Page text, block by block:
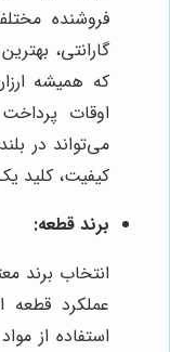
فروشنده
گارانتی،
که همیشه
اوقات
می‌تواند در
کیفیت، کلید
برند قطعه:
انتخاب برند
عملکرد قطعه
استفاده از